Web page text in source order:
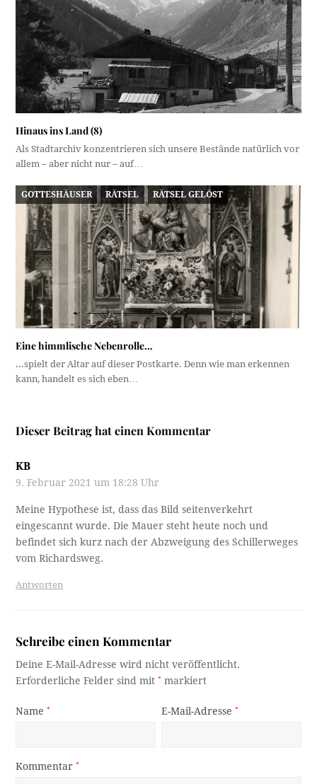
Hinaus ins Land (8)
Als Stadtarchiv konzentrieren sich unsere Bestände natürlich vor
allem – aber nicht nur – auf…
GOTTESHÄUSER RÄTSEL RÄTSEL GELÖST
Eine himmlische Nebenrolle…
...spielt der Altar auf dieser Postkarte. Denn wie man erkennen
kann, handelt es sich eben…
Dieser Beitrag hat einen Kommentar
KB
9. Februar 2021 um 18:28 Uhr
Meine Hypothese ist, dass das Bild seitenverkehrt
eingescannt wurde. Die Mauer steht heute noch und
befindet sich kurz nach der Abzweigung des Schillerweges
vom Richardsweg.
Antworten
Schreibe einen Kommentar
Deine E-Mail-Adresse wird nicht veröffentlicht.
Erforderliche Felder sind mit* markiert
Name* E-Mail-Adresse*
Kommentar*